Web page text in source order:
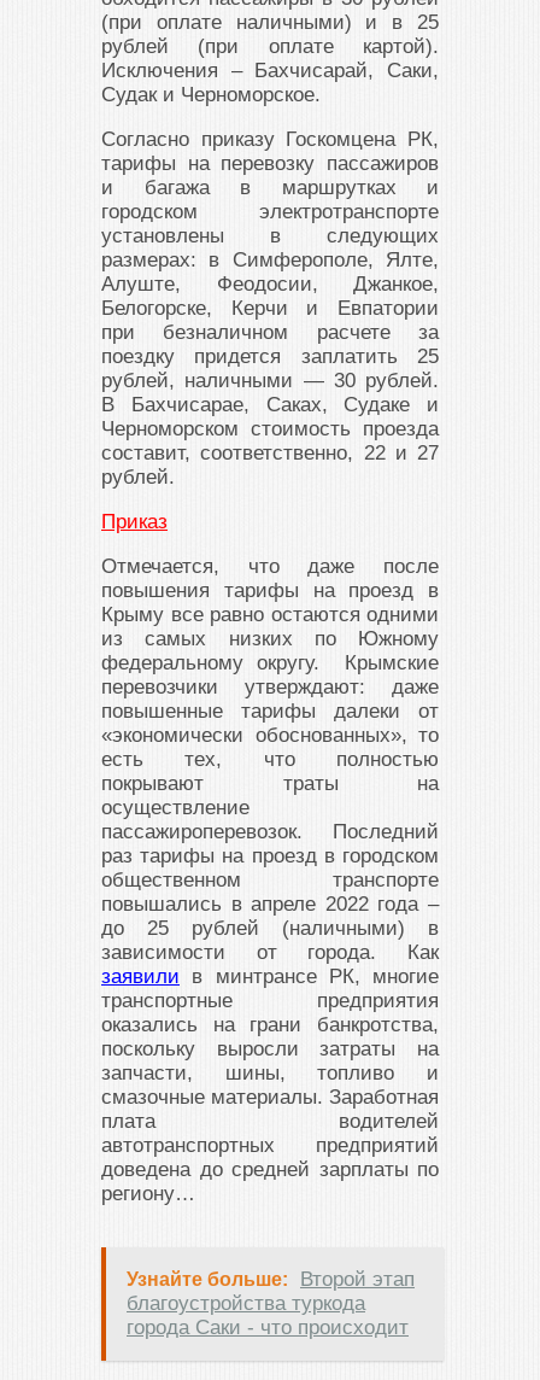
(при оплате наличными) и в 25
рублей (при оплате картой).
Исключения – Бахчисарай, Саки,
Судак и Черноморское.
Согласно приказу Госкомцена РК,
тарифы на перевозку пассажиров
и багажа в маршрутках и
городском электротранспорте
установлены в следующих
размерах: в Симферополе, Ялте,
Алуште, Феодосии, Джанкое,
Белогорске, Керчи и Евпатории
при безналичном расчете за
поездку придется заплатить 25
рублей, наличными — 30 рублей.
В Бахчисарае, Саках, Судаке и
Черноморском стоимость проезда
составит, соответственно, 22 и 27
рублей.
Приказ
Отмечается, что даже после
повышения тарифы на проезд в
Крыму все равно остаются одними
из самых низких по Южному
федеральному округу. Крымские
перевозчики утверждают: даже
повышенные тарифы далеки от
«экономически обоснованных», то
есть тех, что полностью
покрывают траты на
осуществление
пассажироперевозок. Последний
раз тарифы на проезд в городском
общественном транспорте
повышались в апреле 2022 года –
до 25 рублей (наличными) в
зависимости от города. Как
заявили в минтрансе РК, многие
транспортные предприятия
оказались на грани банкротства,
поскольку выросли затраты на
запчасти, шины, топливо и
смазочные материалы. Заработная
плата водителей
автотранспортных предприятий
доведена до средней зарплаты по
региону…
Узнайте больше:
Второй этап
благоустройства туркода
города Саки - что происходит